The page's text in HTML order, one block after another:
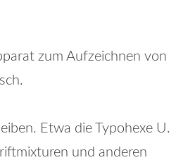
zum Aufzeichnen von
Etwa die Typohexe U.
und anderen